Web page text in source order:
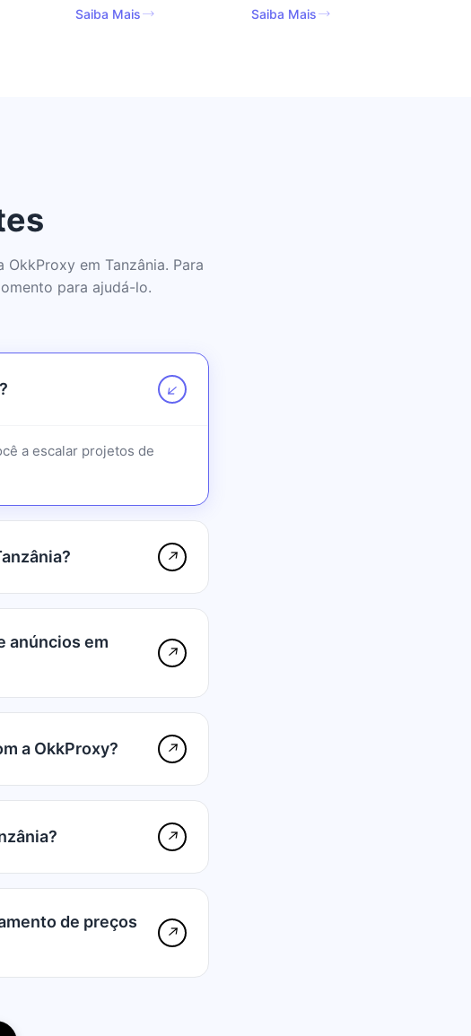
Saiba Mais Saiba Mais
em Tanzânia. Para
para ajudá-lo.
↗
a escalar projetos de
↗
anúncios em
↗
a OkkProxy? ↗
↗
de preços
↗